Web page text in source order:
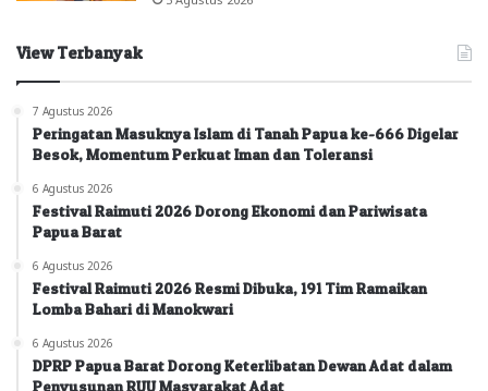
View Terbanyak
7 Agustus 2026
Peringatan Masuknya Islam di Tanah Papua ke-666 Digelar
Besok, Momentum Perkuat Iman dan Toleransi
6 Agustus 2026
Festival Raimuti 2026 Dorong Ekonomi dan Pariwisata
Papua Barat
6 Agustus 2026
Festival Raimuti 2026 Resmi Dibuka, 191 Tim Ramaikan
Lomba Bahari di Manokwari
6 Agustus 2026
DPRP Papua Barat Dorong Keterlibatan Dewan Adat dalam
Penyusunan RUU Masyarakat Adat